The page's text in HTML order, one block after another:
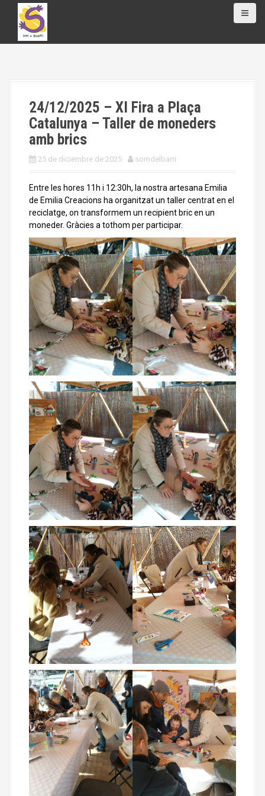
t
24/12/2025 – XI Fira a Plaça
Catalunya – Taller de moneders
amb brics
25 de diciembre de 2025 somdelbarri
Entre les hores 11h i 12:30h, la nostra artesana Emilia
de Emilia Creacions ha organitzat un taller centrat en el
reciclatge, on transformem un recipient bric en un
moneder. Gràcies a tothom per participar.